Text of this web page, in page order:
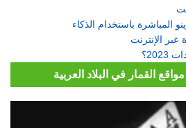
المباشرة باستخدام الذكاء
الإنترنت